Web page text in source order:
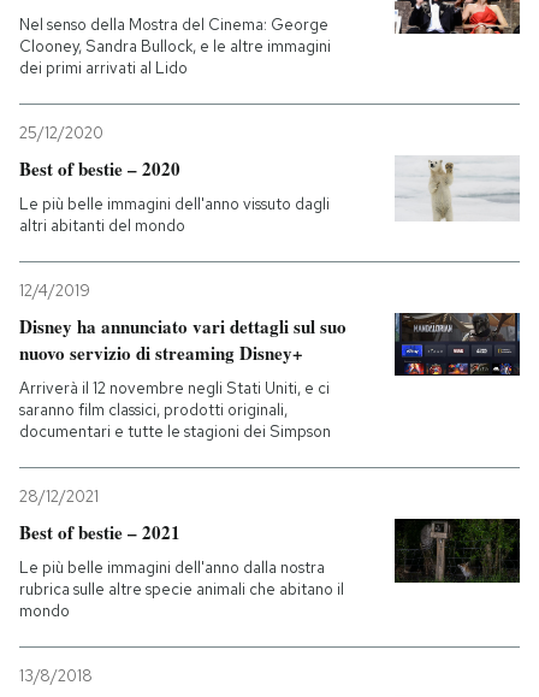
Nel senso della Mostra del Cinema: George
Clooney, Sandra Bullock, e le altre immagini
dei primi arrivati al Lido
25/12/2020
Best of bestie – 2020
Le più belle immagini dell'anno vissuto dagli
altri abitanti del mondo
12/4/2019
Disney ha annunciato vari dettagli sul suo
nuovo servizio di streaming Disney+
Arriverà il 12 novembre negli Stati Uniti, e ci
saranno film classici, prodotti originali,
documentari e tutte le stagioni dei Simpson
28/12/2021
Best of bestie – 2021
Le più belle immagini dell'anno dalla nostra
rubrica sulle altre specie animali che abitano il
mondo
13/8/2018